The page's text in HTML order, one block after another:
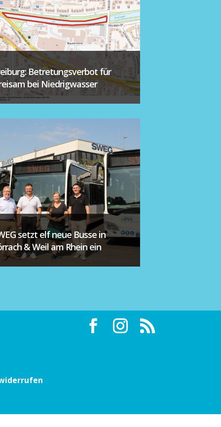
Betretungsverbot für
bei Niedrigwasser
setzt elf neue Busse in
& Weil am Rhein ein